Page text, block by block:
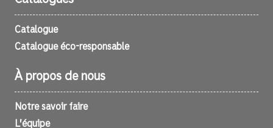
Catalogue
Catalogue éco-responsable
À propos de nous
Notre savoir faire
L’équipe